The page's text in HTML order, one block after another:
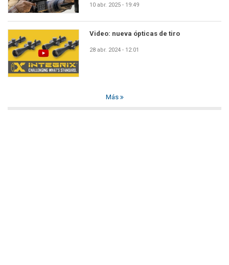
10 abr. 2025 - 19:49
Video: nueva ópticas de tiro
28 abr. 2024 - 12:01
Más